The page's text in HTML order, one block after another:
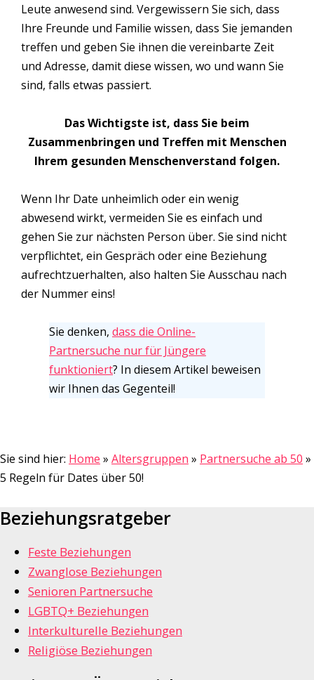
Leute anwesend sind. Vergewissern Sie sich, dass
Ihre Freunde und Familie wissen, dass Sie jemanden
treffen und geben Sie ihnen die vereinbarte Zeit
und Adresse, damit diese wissen, wo und wann Sie
sind, falls etwas passiert.
Das Wichtigste ist, dass Sie beim
Zusammenbringen und Treffen mit Menschen
Ihrem gesunden Menschenverstand folgen.
Wenn Ihr Date unheimlich oder ein wenig
abwesend wirkt, vermeiden Sie es einfach und
gehen Sie zur nächsten Person über. Sie sind nicht
verpflichtet, ein Gespräch oder eine Beziehung
aufrechtzuerhalten, also halten Sie Ausschau nach
der Nummer eins!
Sie denken, dass die Online-
Partnersuche nur für Jüngere
funktioniert? In diesem Artikel beweisen
wir Ihnen das Gegenteil!
Sie sind hier: Home » Altersgruppen » Partnersuche ab 50 »
5 Regeln für Dates über 50!
Beziehungsratgeber
Feste Beziehungen
Zwanglose Beziehungen
Senioren Partnersuche
LGBTQ+ Beziehungen
Interkulturelle Beziehungen
Religiöse Beziehungen